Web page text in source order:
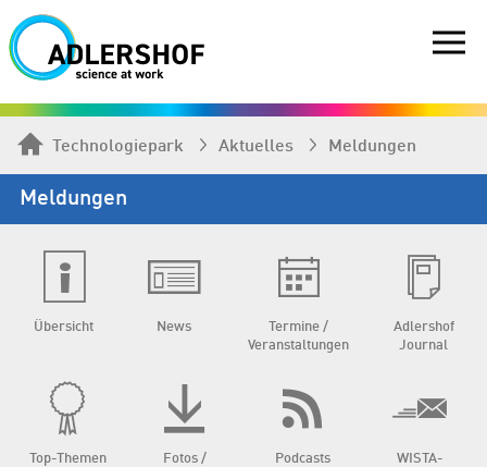
Technologiepark Aktuelles Meldungen
Meldungen
Übersicht News
Termine /
Veranstaltungen
Adlershof
Journal
Top-Themen
Fotos /
Podcasts
WISTA-